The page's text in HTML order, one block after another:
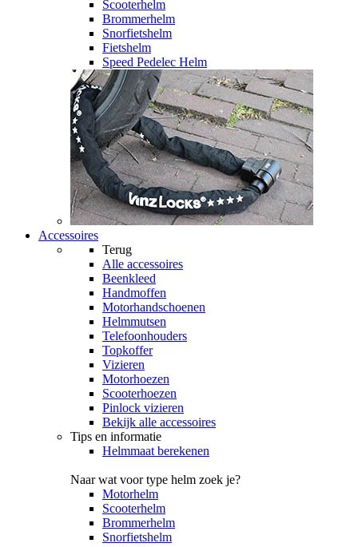
Scooterhelm
Brommerhelm
Snorfietshelm
Fietshelm
Speed Pedelec Helm
Accessoires
Terug
Alle accessoires
Beenkleed
Handmoffen
Motorhandschoenen
Helmmutsen
Telefoonhouders
Topkoffer
Vizieren
Motorhoezen
Scooterhoezen
Pinlock vizieren
Bekijk alle accessoires
Tips en informatie
Helmmaat berekenen
Naar wat voor type helm zoek je?
Motorhelm
Scooterhelm
Brommerhelm
Snorfietshelm